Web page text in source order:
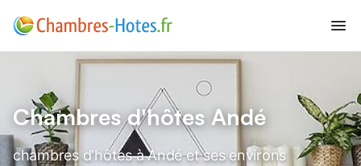
Chambres d'hôtes Andé
chambres d'hôtes à Andé et ses environs